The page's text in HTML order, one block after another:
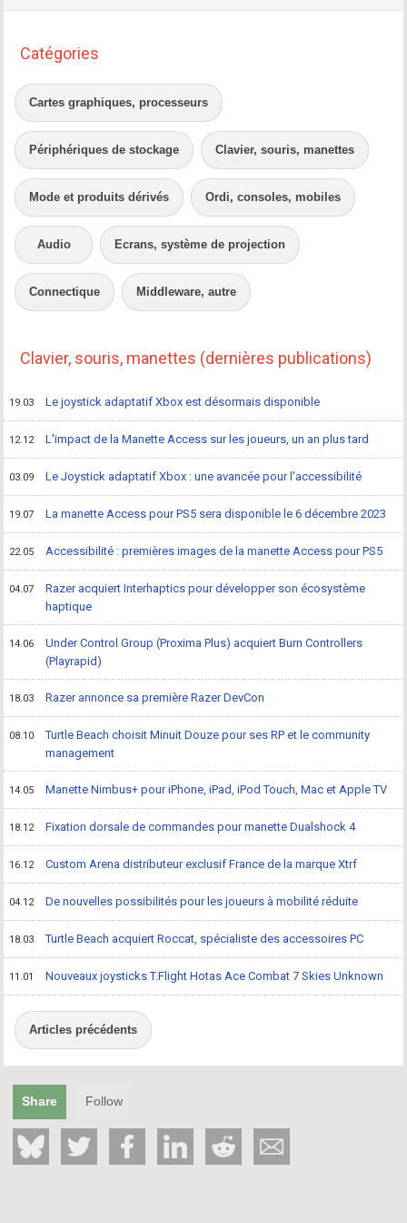
Catégories
Cartes graphiques, processeurs
Périphériques de stockage Clavier, souris, manettes
Mode et produits dérivés Ordi, consoles, mobiles
Audio Ecrans, système de projection
Connectique Middleware, autre
Clavier, souris, manettes (dernières publications)
19.03 Le joystick adaptatif Xbox est désormais disponible
12.12 L'impact de la Manette Access sur les joueurs, un an plus tard
03.09 Le Joystick adaptatif Xbox : une avancée pour l'accessibilité
19.07 La manette Access pour PS5 sera disponible le 6 décembre 2023
22.05 Accessibilité : premières images de la manette Access pour PS5
04.07
Razer acquiert Interhaptics pour développer son écosystème
haptique
14.06
Under Control Group (Proxima Plus) acquiert Burn Controllers
(Playrapid)
18.03 Razer annonce sa première Razer DevCon
08.10
Turtle Beach choisit Minuit Douze pour ses RP et le community
management
14.05 Manette Nimbus+ pour iPhone, iPad, iPod Touch, Mac et Apple TV
18.12 Fixation dorsale de commandes pour manette Dualshock 4
16.12 Custom Arena distributeur exclusif France de la marque Xtrf
04.12 De nouvelles possibilités pour les joueurs à mobilité réduite
18.03 Turtle Beach acquiert Roccat, spécialiste des accessoires PC
11.01 Nouveaux joysticks T.Flight Hotas Ace Combat 7 Skies Unknown
Articles précédents
Share Follow